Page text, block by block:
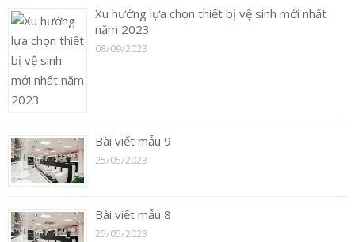
Xu hướng lựa chọn thiết bị vệ sinh mới nhất
năm 2023
08/09/2023
Bài viết mẫu 9
25/05/2023
Bài viết mẫu 8
25/05/2023